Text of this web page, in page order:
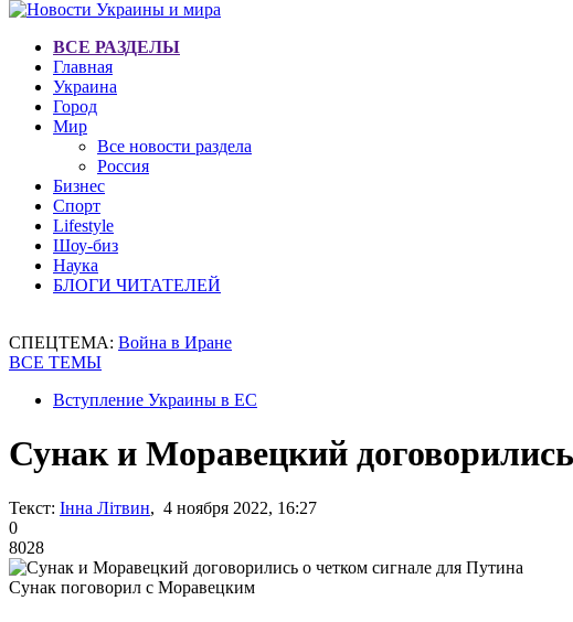
ВСЕ РАЗДЕЛЫ
Главная
Украина
Город
Мир
Все новости раздела
Россия
Бизнес
Спорт
Lifestyle
Шоу-биз
Наука
БЛОГИ ЧИТАТЕЛЕЙ
СПЕЦТЕМА: Война в Иране
ВСЕ ТЕМЫ
Вступление Украины в ЕС
Сунак и Моравецкий
Текст: Інна Літвин, 4 ноября 2022, 16:27
0
8028
Сунак поговорил с Моравецким